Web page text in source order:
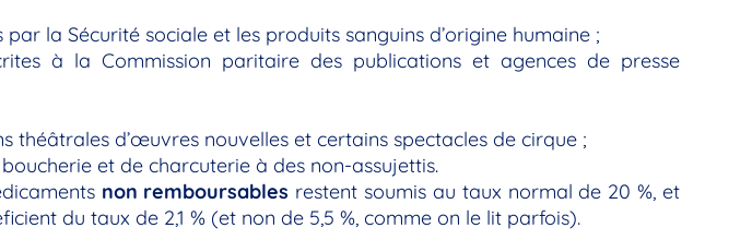
la Sécurité sociale et les produits sanguins d’origine humaine ;
à la Commission paritaire des publications et agences de presse
théâtrales d’œuvres nouvelles et certains spectacles de cirque ;
et de charcuterie à des non-assujettis.
non remboursables restent soumis au taux normal de 20 %, et
du taux de 2,1 % (et non de 5,5 %, comme on le lit parfois).